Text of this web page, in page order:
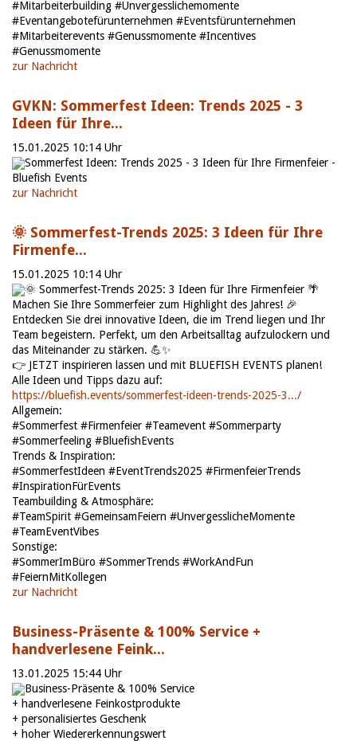
#Mitarbeiterbuilding #Unvergesslichemomente
#Eventangebotefürunternehmen #Eventsfürunternehmen
#Mitarbeiterevents #Genussmomente #Incentives
#Genussmomente
zur Nachricht
GVKN: Sommerfest Ideen: Trends 2025 - 3
Ideen für Ihre...
15.01.2025 10:14 Uhr
Sommerfest Ideen: Trends 2025 - 3 Ideen für Ihre Firmenfeier -
Bluefish Events
zur Nachricht
🌞 Sommerfest-Trends 2025: 3 Ideen für Ihre
Firmenfe...
15.01.2025 10:14 Uhr
🌞 Sommerfest-Trends 2025: 3 Ideen für Ihre Firmenfeier 🌴
Machen Sie Ihre Sommerfeier zum Highlight des Jahres! 🎉
Entdecken Sie drei innovative Ideen, die im Trend liegen und Ihr
Team begeistern. Perfekt, um den Arbeitsalltag aufzulockern und
das Miteinander zu stärken. 💪✨
👉 JETZT inspirieren lassen und mit BLUEFISH EVENTS planen!
Alle Ideen und Tipps dazu auf:
https://bluefish.events/sommerfest-ideen-trends-2025-3.../
Allgemein:
#Sommerfest #Firmenfeier #Teamevent #Sommerparty
#Sommerfeeling #BluefishEvents
Trends & Inspiration:
#SommerfestIdeen #EventTrends2025 #FirmenfeierTrends
#InspirationFürEvents
Teambuilding & Atmosphäre:
#TeamSpirit #GemeinsamFeiern #UnvergesslicheMomente
#TeamEventVibes
Sonstige:
#SommerImBüro #SommerTrends #WorkAndFun
#FeiernMitKollegen
zur Nachricht
Business-Präsente & 100% Service +
handverlesene Feink...
13.01.2025 15:44 Uhr
Business-Präsente & 100% Service
+ handverlesene Feinkostprodukte
+ personalisiertes Geschenk
+ hoher Wiedererkennungswert